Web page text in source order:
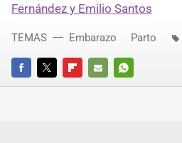
Fernández y Emilio Santos
FACEBOOKTWITTERFLIPBOARD
E-
WHATSAPP
TEMAS Embarazo Parto